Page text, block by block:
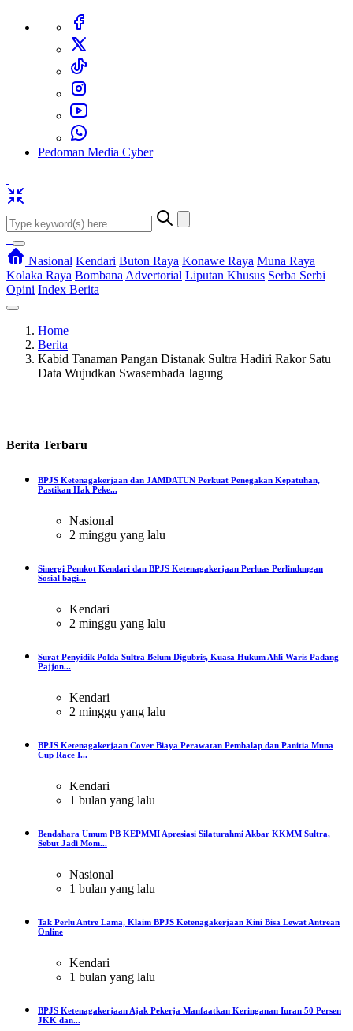
Pedoman Media Cyber
Nasional Kendari Buton Raya Konawe Raya Muna Raya
Kolaka Raya Bombana Advertorial Liputan Khusus Serba Serbi
Opini Index Berita
Home
Berita
Kabid Tanaman Pangan Distanak Sultra Hadiri Rakor Satu
Data Wujudkan Swasembada Jagung
Berita Terbaru
BPJS Ketenagakerjaan dan JAMDATUN Perkuat Penegakan Kepatuhan,
Pastikan Hak Peke...
Nasional
2 minggu yang lalu
Sinergi Pemkot Kendari dan BPJS Ketenagakerjaan Perluas Perlindungan
Sosial bagi...
Kendari
2 minggu yang lalu
Surat Penyidik Polda Sultra Belum Digubris, Kuasa Hukum Ahli Waris Padang
Pajjon...
Kendari
2 minggu yang lalu
BPJS Ketenagakerjaan Cover Biaya Perawatan Pembalap dan Panitia Muna
Cup Race I...
Kendari
1 bulan yang lalu
Bendahara Umum PB KEPMMI Apresiasi Silaturahmi Akbar KKMM Sultra,
Sebut Jadi Mom...
Nasional
1 bulan yang lalu
Tak Perlu Antre Lama, Klaim BPJS Ketenagakerjaan Kini Bisa Lewat Antrean
Online
Kendari
1 bulan yang lalu
BPJS Ketenagakerjaan Ajak Pekerja Manfaatkan Keringanan Iuran 50 Persen
JKK dan...